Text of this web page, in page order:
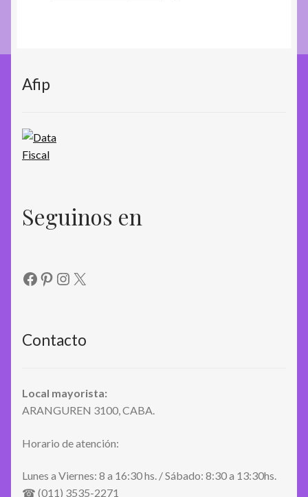
Afip
Seguinos en
Facebook
Pinterest
Instagram
X
Contacto
Local mayorista:
ARANGUREN 3100, CABA.
Horario de atención:
Lunes a Viernes: 8 a 16:30 hs. / Sábado: 8:30 a 13:30hs.
☎ (011) 3535-2271